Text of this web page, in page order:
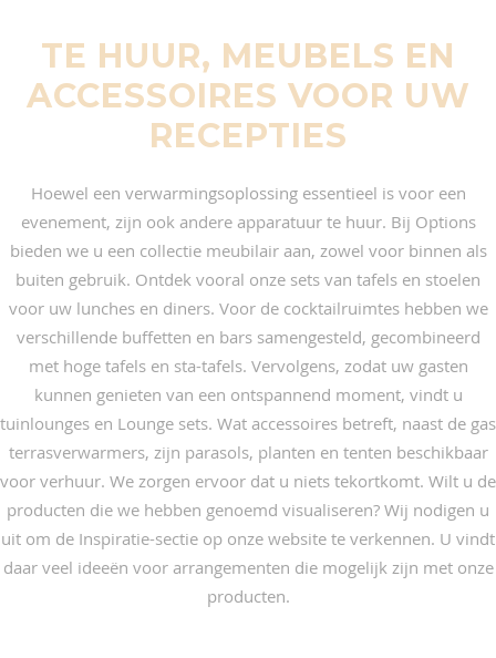
TE HUUR, MEUBELS EN
ACCESSOIRES VOOR UW
RECEPTIES
Hoewel een verwarmingsoplossing essentieel is voor een
evenement, zijn ook andere apparatuur te huur. Bij Options
bieden we u een collectie meubilair aan, zowel voor binnen als
buiten gebruik. Ontdek vooral onze sets van tafels en stoelen
voor uw lunches en diners. Voor de cocktailruimtes hebben we
verschillende buffetten en bars samengesteld, gecombineerd
met hoge tafels en sta-tafels. Vervolgens, zodat uw gasten
kunnen genieten van een ontspannend moment, vindt u
tuinlounges en Lounge sets. Wat accessoires betreft, naast de gas
terrasverwarmers, zijn parasols, planten en tenten beschikbaar
voor verhuur. We zorgen ervoor dat u niets tekortkomt. Wilt u de
producten die we hebben genoemd visualiseren? Wij nodigen u
uit om de Inspiratie-sectie op onze website te verkennen. U vindt
daar veel ideeën voor arrangementen die mogelijk zijn met onze
producten.